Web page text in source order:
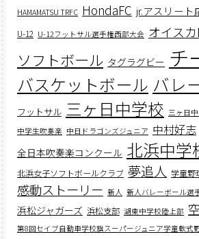
HAMAMATSU TRFC HondaFC jr.アスリート
U-12 U-12フットサル選手権西部大会 オイスカ
ソフトボール タグラグビー チ
バスケットボール バレ
フットサル 三ヶ日中学校 三ヶ日
中学生吹奏楽 中日ドラゴンズジュニア 中村好志
全日本吹奏楽コンクール 北浜中学
北浜女子ソフトボールクラブ 夢追人 学童野
感動ストーリー 新人 新人バレーボール選
浜松ジャガーズ 浜松支部 湖東中学校陸上部
第8回セイブ自動車学校旗スーパージュニア学童軟式